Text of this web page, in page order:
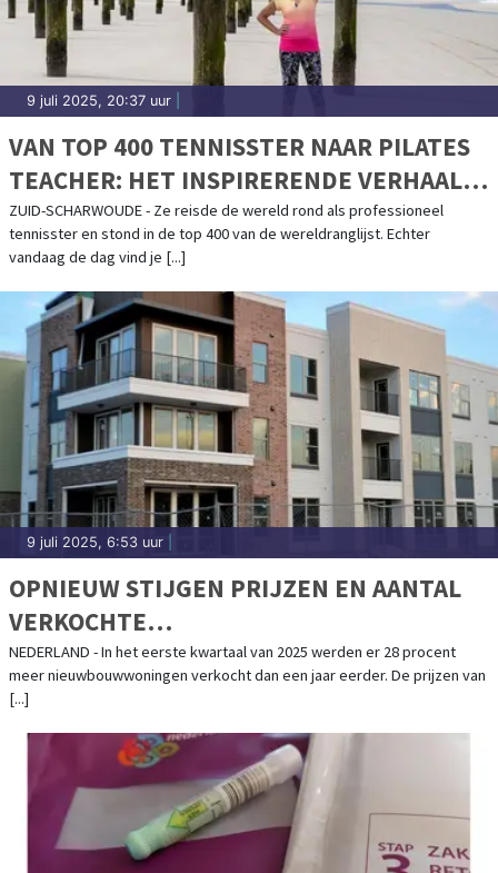
9 juli 2025, 20:37 uur
VAN TOP 400 TENNISSTER NAAR PILATES
TEACHER: HET INSPIRERENDE VERHAAL
ACHTER PILATES BY DENISA
ZUID-SCHARWOUDE - Ze reisde de wereld rond als professioneel
tennisster en stond in de top 400 van de wereldranglijst. Echter
vandaag de dag vind je [...]
9 juli 2025, 6:53 uur
OPNIEUW STIJGEN PRIJZEN EN AANTAL
VERKOCHTE
NIEUWBOUWKOOPWONINGEN
NEDERLAND - In het eerste kwartaal van 2025 werden er 28 procent
meer nieuwbouwwoningen verkocht dan een jaar eerder. De prijzen van
[...]